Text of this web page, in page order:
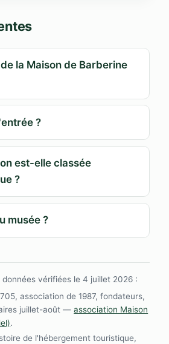
la Maison de Barberine
?
est-elle classée
?
musée ?
vérifiées le 4 juillet 2026 :
association de 1987, fondateurs,
juillet-août —association Maison
.
de l'hébergement touristique,